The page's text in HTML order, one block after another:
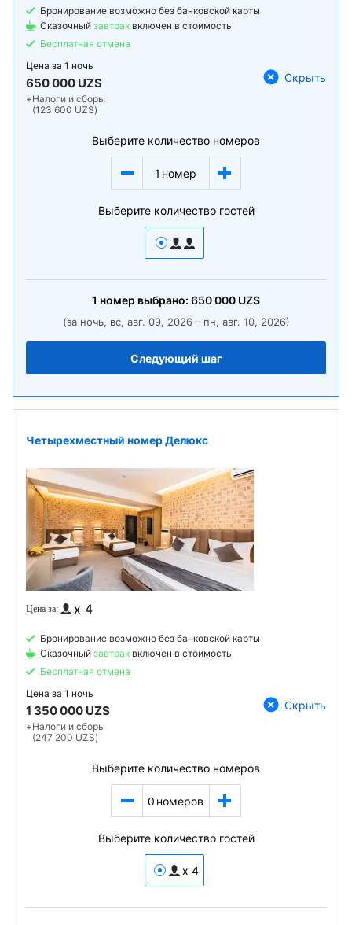
Бронирование возможно без банковской карты
Сказочный завтрак включен в стоимость
Бесплатная отмена
Цена за 1 ночь
650 000 UZS
+Налоги и сборы
(123 600 UZS)
Скрыть
Выберите количество номеров
1 номер
Выберите количество гостей
1 номер выбрано: 650 000 UZS
(за ночь, вс, авг. 09, 2026 - пн, авг. 10, 2026)
Следующий шаг
Четырехместный номер Делюкс
x 4
Бронирование возможно без банковской карты
Сказочный завтрак включен в стоимость
Бесплатная отмена
Цена за 1 ночь
1 350 000 UZS
+Налоги и сборы
(247 200 UZS)
Скрыть
Выберите количество номеров
0 номеров
Выберите количество гостей
x 4